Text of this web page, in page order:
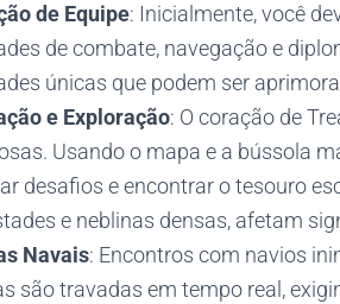
de Equipe: Inicialmente, você
de combate, navegação e
únicas que podem ser
e Exploração: O coração de
Usando o mapa e a bússola
desafios e encontrar o tesouro
e neblinas densas, afetam
Navais: Encontros com navios
são travadas em tempo real,